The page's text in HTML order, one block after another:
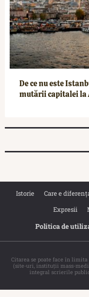
De ce nu este
mutării capitalei la
Istorie Care e
Expresii
Politica de
Citarea se poate face în
(site-uri, instituţii mass-
integral scrierile